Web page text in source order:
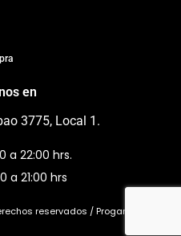
en
3775, Local 1.
a 22:00 hrs.
a 21:00 hrs
reservados / Progaming